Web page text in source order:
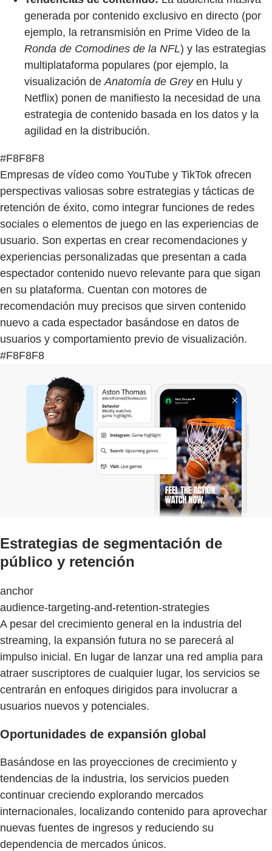
generada por contenido exclusivo en directo (por
ejemplo, la retransmisión en Prime Video de la
Ronda de Comodines de la NFL) y las estrategias
multiplataforma populares (por ejemplo, la
visualización de Anatomía de Greyen Hulu y
Netflix) ponen de manifiesto la necesidad de una
estrategia de contenido basada en los datos y la
agilidad en la distribución.
#F8F8F8
Empresas de vídeo como YouTube y TikTok ofrecen
perspectivas valiosas sobre estrategias y tácticas de
retención de éxito, como integrar funciones de redes
sociales o elementos de juego en las experiencias de
usuario. Son expertas en crear recomendaciones y
experiencias personalizadas que presentan a cada
espectador contenido nuevo relevante para que sigan
en su plataforma. Cuentan con motores de
recomendación muy precisos que sirven contenido
nuevo a cada espectador basándose en datos de
usuarios y comportamiento previo de visualización.
#F8F8F8
Estrategias de segmentación de
público y retención
anchor
audience-targeting-and-retention-strategies
A pesar del crecimiento general en la industria del
streaming, la expansión futura no se parecerá al
impulso inicial. En lugar de lanzar una red amplia para
atraer suscriptores de cualquier lugar, los servicios se
centrarán en enfoques dirigidos para involucrar a
usuarios nuevos y potenciales.
Oportunidades de expansión global
Basándose en las proyecciones de crecimiento y
tendencias de la industria, los servicios pueden
continuar creciendo explorando mercados
internacionales, localizando contenido para aprovechar
nuevas fuentes de ingresos y reduciendo su
dependencia de mercados únicos.